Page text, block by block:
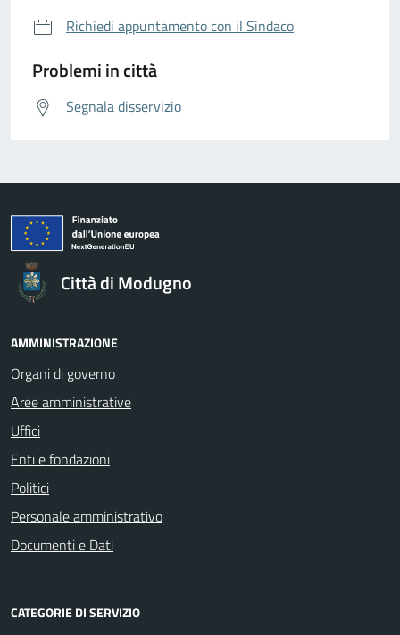
Richiedi appuntamento con il Sindaco
Problemi in città
Segnala disservizio
Città di Modugno
AMMINISTRAZIONE
Organi di governo
Aree amministrative
Uffici
Enti e fondazioni
Politici
Personale amministrativo
Documenti e Dati
CATEGORIE DI SERVIZIO